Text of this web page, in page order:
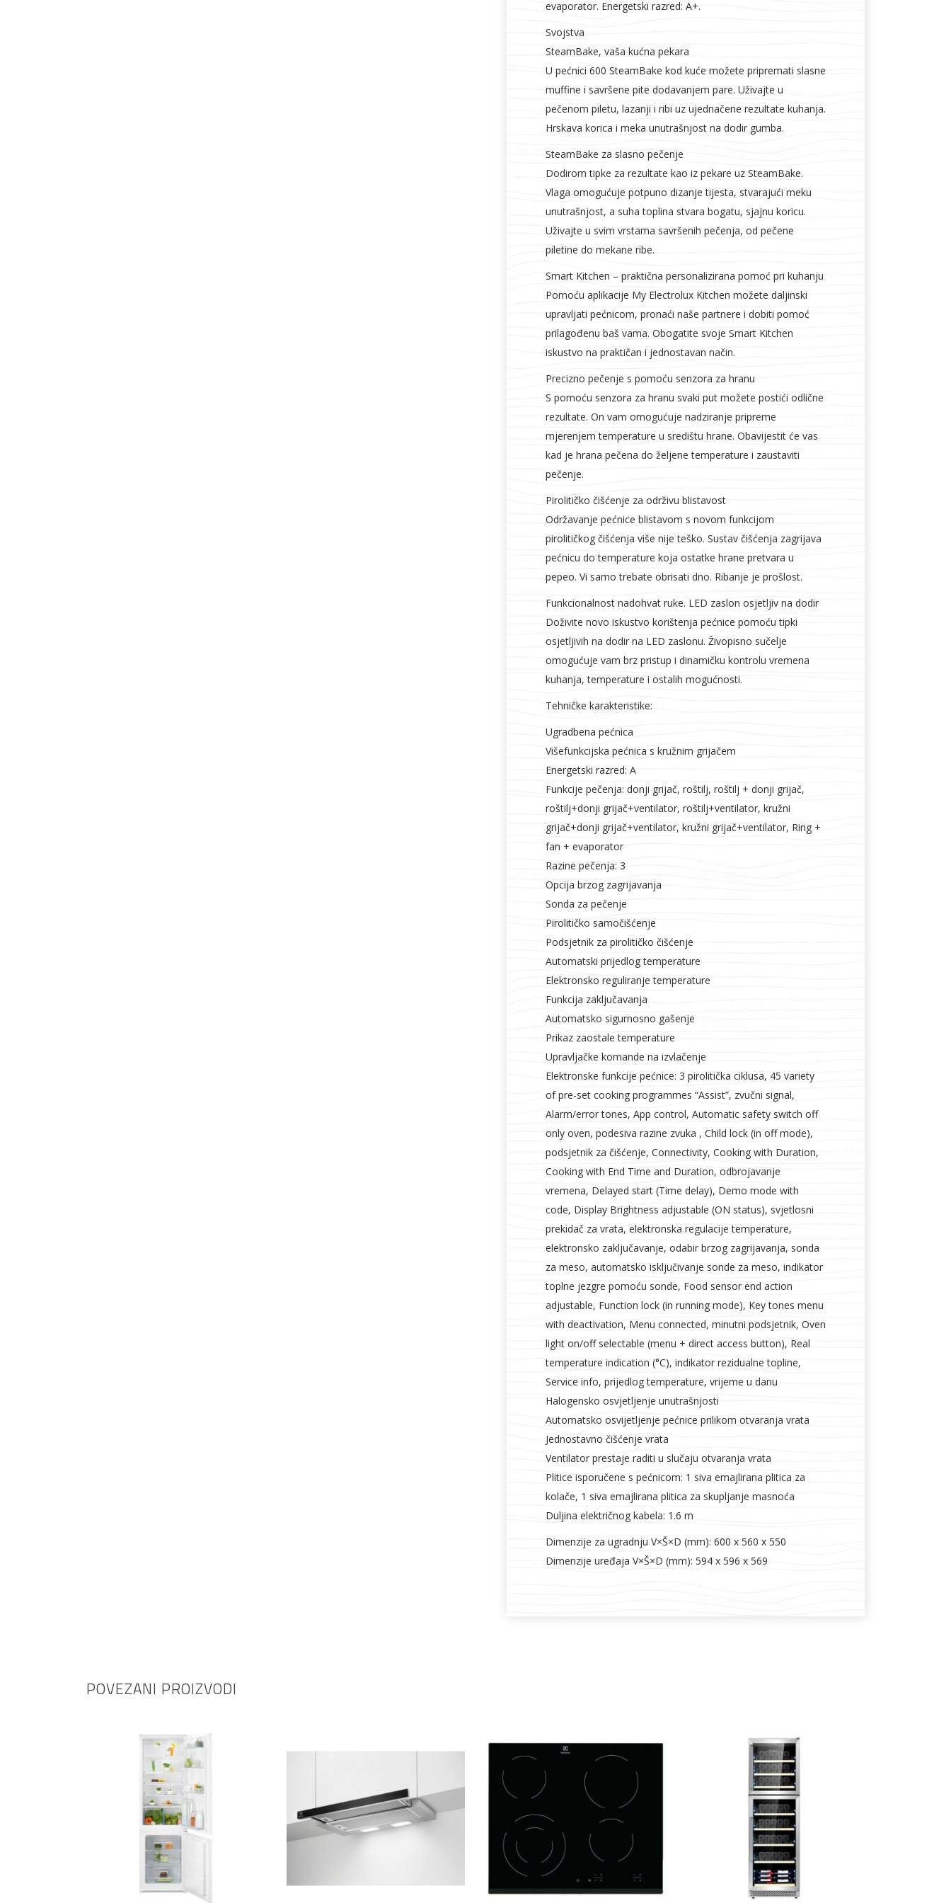
Elektromaterijal Vijčana roba
evaporator. Energetski razred: A+.
Svojstva
SteamBake, vaša kućna pekara
U pećnici 600 SteamBake kod kuće možete pripremati slasne
muffine i savršene pite dodavanjem pare. Uživajte u
pečenom piletu, lazanji i ribi uz ujednačene rezultate kuhanja.
Hrskava korica i meka unutrašnjost na dodir gumba.
SteamBake za slasno pečenje
Dodirom tipke za rezultate kao iz pekare uz SteamBake.
Vlaga omogućuje potpuno dizanje tijesta, stvarajući meku
unutrašnjost, a suha toplina stvara bogatu, sjajnu koricu.
Uživajte u svim vrstama savršenih pečenja, od pečene
piletine do mekane ribe.
Smart Kitchen – praktična personalizirana pomoć pri kuhanju
Pomoću aplikacije My Electrolux Kitchen možete daljinski
upravljati pećnicom, pronaći naše partnere i dobiti pomoć
prilagođenu baš vama. Obogatite svoje Smart Kitchen
iskustvo na praktičan i jednostavan način.
Precizno pečenje s pomoću senzora za hranu
S pomoću senzora za hranu svaki put možete postići odlične
rezultate. On vam omogućuje nadziranje pripreme
mjerenjem temperature u središtu hrane. Obavijestit će vas
kad je hrana pečena do željene temperature i zaustaviti
pečenje.
Pirolitičko čišćenje za održivu blistavost
Održavanje pećnice blistavom s novom funkcijom
pirolitičkog čišćenja više nije teško. Sustav čišćenja zagrijava
pećnicu do temperature koja ostatke hrane pretvara u
pepeo. Vi samo trebate obrisati dno. Ribanje je prošlost.
Funkcionalnost nadohvat ruke. LED zaslon osjetljiv na dodir
Doživite novo iskustvo korištenja pećnice pomoću tipki
osjetljivih na dodir na LED zaslonu. Živopisno sučelje
omogućuje vam brz pristup i dinamičku kontrolu vremena
kuhanja, temperature i ostalih mogućnosti.
Tehničke karakteristike:
Ugradbena pećnica
Višefunkcijska pećnica s kružnim grijačem
Energetski razred: A
Funkcije pečenja: donji grijač, roštilj, roštilj + donji grijač,
roštilj+donji grijač+ventilator, roštilj+ventilator, kružni
grijač+donji grijač+ventilator, kružni grijač+ventilator, Ring +
fan + evaporator
Razine pečenja: 3
Opcija brzog zagrijavanja
Sonda za pečenje
Pirolitičko samočišćenje
Podsjetnik za pirolitičko čišćenje
Automatski prijedlog temperature
Elektronsko reguliranje temperature
Funkcija zaključavanja
Automatsko sigurnosno gašenje
Prikaz zaostale temperature
Upravljačke komande na izvlačenje
Elektronske funkcije pećnice: 3 pirolitička ciklusa, 45 variety
of pre-set cooking programmes “Assist”, zvučni signal,
Alarm/error tones, App control, Automatic safety switch off
only oven, podesiva razine zvuka , Child lock (in off mode),
podsjetnik za čišćenje, Connectivity, Cooking with Duration,
Cooking with End Time and Duration, odbrojavanje
vremena, Delayed start (Time delay), Demo mode with
code, Display Brightness adjustable (ON status), svjetlosni
prekidač za vrata, elektronska regulacije temperature,
elektronsko zaključavanje, odabir brzog zagrijavanja, sonda
za meso, automatsko isključivanje sonde za meso, indikator
toplne jezgre pomoću sonde, Food sensor end action
adjustable, Function lock (in running mode), Key tones menu
with deactivation, Menu connected, minutni podsjetnik, Oven
light on/off selectable (menu + direct access button), Real
temperature indication (°C), indikator rezidualne topline,
Service info, prijedlog temperature, vrijeme u danu
Halogensko osvjetljenje unutrašnjosti
Automatsko osvijetljenje pećnice prilikom otvaranja vrata
Jednostavno čišćenje vrata
Ventilator prestaje raditi u slučaju otvaranja vrata
Plitice isporučene s pećnicom: 1 siva emajlirana plitica za
kolače, 1 siva emajlirana plitica za skupljanje masnoća
Duljina električnog kabela: 1.6 m
Dimenzije za ugradnju V×Š×D (mm): 600 x 560 x 550
Dimenzije uređaja V×Š×D (mm): 594 x 596 x 569
POVEZANI PROIZVODI
DODAJ U KOŠARICU DODAJ U KOŠARICU DODAJ U KOŠARICU